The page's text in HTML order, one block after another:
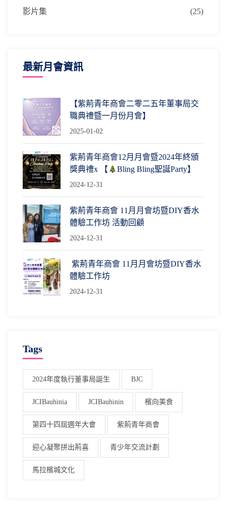
影片集 (25)
最新月會資訊
【紫荊青年商會二零二五年董事局交
職典禮暨一月份月會】
2025-01-02
紫荊青年商會12月月會暨2024年終頒
獎典禮x 【
Bling Bling聖誕Party】
2024-12-31
紫荊青年商會 11月月會坊暨DIY香水
體驗工作坊 活動回顧
2024-12-31
紫荊青年商會 11月月會坊暨DIY香水
體驗工作坊
2024-12-31
Tags
2024年度執行董事局誕生 BJC
JCIBauhinia JCIBauhinin 檳向美食
第四十四屆週年大會 紫荊青年商會
迎心凝聚拼出荊喜 青少年交流計劃
馬拉檳城文化